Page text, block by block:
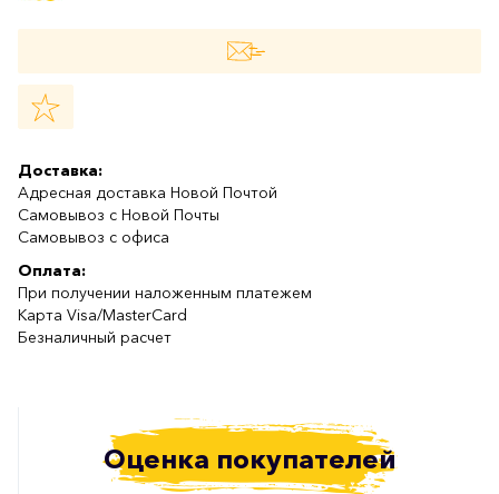
Доставка:
Адресная доставка Новой Почтой
Самовывоз с Новой Почты
Самовывоз с офиса
Оплата:
При получении наложенным платежем
Карта Visa/MasterCard
Безналичный расчет
Оценка покупателей